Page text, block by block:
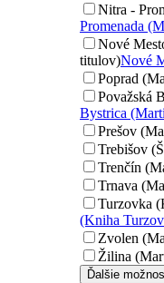
Nitra -
Promenada
Nové
titulov)Nové
Poprad
Považská
Bystrica
Prešov
Trebišov
Trenčín
Trnava
Turzovka
(Kniha
Zvolen
Žilina
Ďalšie